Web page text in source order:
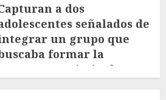
a dos
señalados de
un grupo que
formar la
estructura criminal